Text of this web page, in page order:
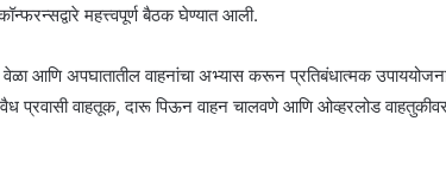
महत्त्वपूर्ण बैठक घेण्यात आली.
आणि अपघातातील वाहनांचा अभ्यास करून प्रतिबंधात्मक उपाययोजना
प्रवासी वाहतूक, दारू पिऊन वाहन चालवणे आणि ओव्हरलोड